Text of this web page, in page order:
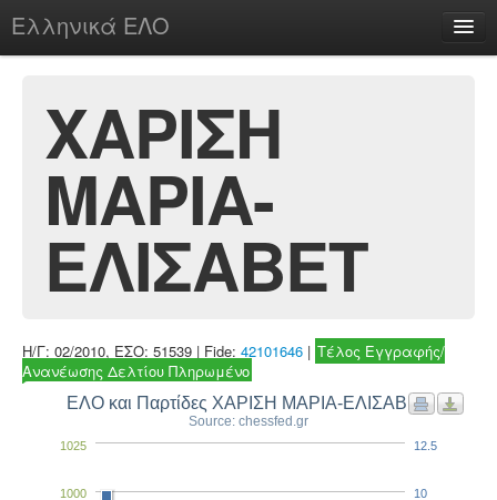
Ελληνικά ΕΛΟ
chesstu.be @ discord
Login
ΧΑΡΙΣΗ
ΜΑΡΙΑ-
ΕΛΙΣΑΒΕΤ
Η/Γ: 02/2010, ΕΣΟ: 51539 | Fide: 42101646 | Τέλος Εγγραφής/
Ανανέωσης Δελτίου Πληρωμένο
ΕΛΟ και Παρτίδες ΧΑΡΙΣΗ ΜΑΡΙΑ-ΕΛΙΣΑΒΕΤ
Source: chessfed.gr
1000
1025
10
12.5